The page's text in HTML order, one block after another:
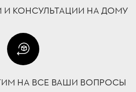
И КОНСУЛЬТАЦИИ НА ДОМУ
НА ВСЕ ВАШИ ВОПРОСЫ